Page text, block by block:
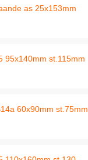
as 25x153mm
95x140mm st.115mm
60x90mm st.75mm